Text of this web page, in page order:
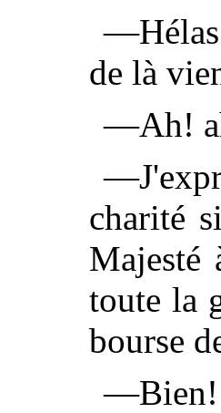
de là
—Ah!
charité
Majesté
toute la
bourse
—Bien!